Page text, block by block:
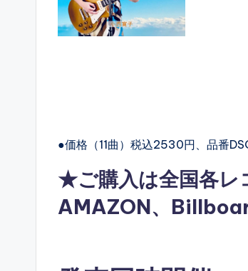
●価格（11曲）税込2530円、品
★ご購入は全国各レ
AMAZON、